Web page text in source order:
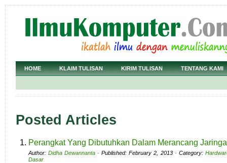
HOME KLAIM TULISAN KIRIM TULISAN TENTANG KAMI
Posted Articles
Perangkat Yang Dibutuhkan Dalam Merancang
Author:Didha Dewannanta · Published: February 2, 2013 · Category:
Dasar